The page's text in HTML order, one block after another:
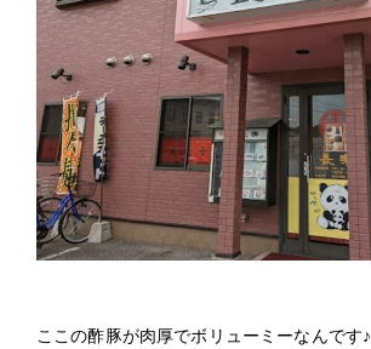
ここの酢豚が肉厚でボリューミーなんです♪